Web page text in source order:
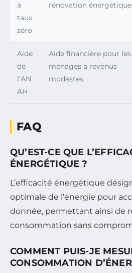
à
taux
zéro
rénovation énergétique.
Aide
de
l’AN
AH
Aide financière pour les
ménages à revenus
modestes.
FAQ
QU’EST-CE QUE
ÉNERGÉTIQUE ?
L’efficacité énergétique
optimale de l’énergie pour
donnée, permettant ainsi de
consommation sans
COMMENT PUIS-JE
CONSOMMATION